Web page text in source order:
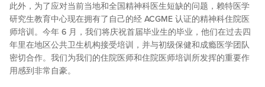
此外，为了应对当前当地和全国精神科医生短缺的问题，赖特医学
研究生教育中心现在拥有了自己的经 ACGME 认证的精神科住院医
师培训。今年 6 月，我们将庆祝首届毕业生的毕业，他们在过去四
年里在地区公共卫生机构接受培训，并与初级保健和成瘾医学团队
密切合作。我们为我们的住院医师和住院医师培训所发挥的重要作
用感到非常自豪。